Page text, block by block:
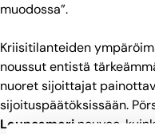
muodossa”.
Kriisitilanteiden
noussut entistä
nuoret sijoittajat
sijoituspäätöksissään.
Lounasmeri neuvoo,